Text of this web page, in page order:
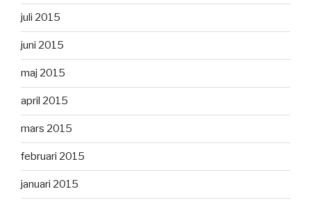
juli 2015
juni 2015
maj 2015
april 2015
mars 2015
februari 2015
januari 2015